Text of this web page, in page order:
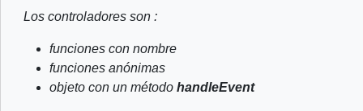
Los controladores son :
funciones con nombre
funciones anónimas
objeto con un método handleEvent